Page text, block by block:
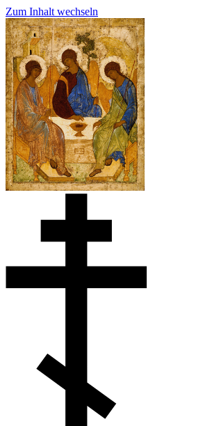
Zum Inhalt wechseln